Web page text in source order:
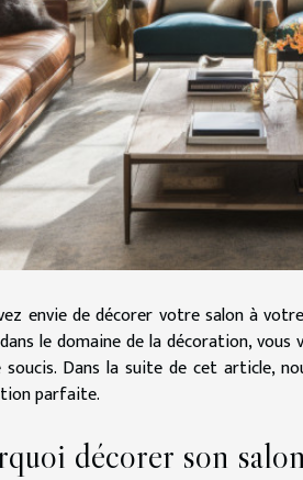
envie de décorer votre salon à
le domaine de la décoration,
soucis. Dans la suite de cet article,
parfaite.
décorer son